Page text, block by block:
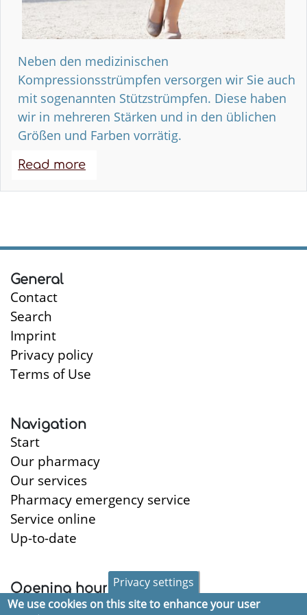
Neben den medizinischen
Kompressionsstrümpfen versorgen wir Sie auch
mit sogenannten Stützstrümpfen. Diese haben
wir in mehreren Stärken und in den üblichen
Größen und Farben vorrätig.
Read more
General
Contact
Search
Imprint
Privacy policy
Terms of Use
Navigation
Start
Our pharmacy
Our services
Pharmacy emergency service
Service online
Up-to-date
Opening hoursPrivacy settings
We use cookies on this site to enhance your user